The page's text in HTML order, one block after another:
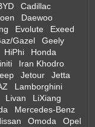
Cadillac
Daewoo
Evolute
Exeed
Gazel
Geely
HiPhi
Honda
Iran Khodro
Jetour
Jetta
Lamborghini
Livan
LiXiang
Mercedes-Benz
Omoda
Opel